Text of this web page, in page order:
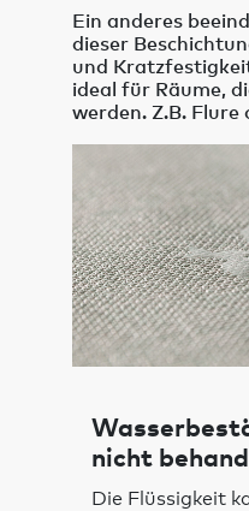
Ein anderes
dieser
und
ideal für Räume,
werden. Z.B. Flure
nicht
Die Flüssigkeit